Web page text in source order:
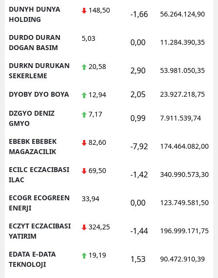
DUNYH DUNYA
HOLDING
148,50 -1,66 56.264.124,90
DURDO DURAN
DOGAN BASIM
5,03 0,00 11.284.390,35
DURKN DURUKAN
SEKERLEME
20,58 2,90 53.981.050,35
DYOBY DYO BOYA 12,94 2,05 23.927.218,75
DZGYO DENIZ
GMYO
7,17 0,99 7.911.539,74
EBEBK EBEBEK
MAGAZACILIK
82,60 -7,92 174.464.082,00
ECILC ECZACIBASI
ILAC
69,50 -1,42 340.990.573,30
ECOGR ECOGREEN
ENERJI
33,94 0,00 123.749.581,50
ECZYT ECZACIBASI
YATIRIM
324,25 -1,44 196.999.171,75
EDATA E-DATA
TEKNOLOJI
19,19 1,53 90.472.910,39